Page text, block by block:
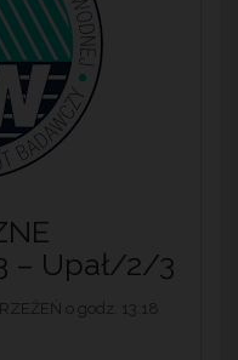
– Upał/2/3
o godz. 13:18